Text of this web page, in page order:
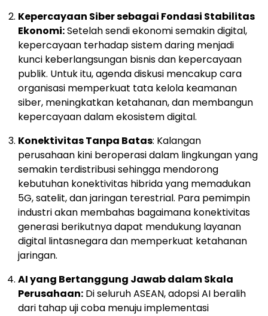
Kepercayaan Siber sebagai Fondasi Stabilitas
Ekonomi:Setelah sendi ekonomi semakin digital,
kepercayaan terhadap sistem daring menjadi
kunci keberlangsungan bisnis dan kepercayaan
publik. Untuk itu, agenda diskusi mencakup cara
organisasi memperkuat tata kelola keamanan
siber, meningkatkan ketahanan, dan membangun
kepercayaan dalam ekosistem digital.
Konektivitas Tanpa Batas: Kalangan
perusahaan kini beroperasi dalam lingkungan yang
semakin terdistribusi sehingga mendorong
kebutuhan konektivitas hibrida yang memadukan
5G, satelit, dan jaringan terestrial. Para pemimpin
industri akan membahas bagaimana konektivitas
generasi berikutnya dapat mendukung layanan
digital lintasnegara dan memperkuat ketahanan
jaringan.
AI yang Bertanggung Jawab dalam Skala
Perusahaan: Di seluruh ASEAN, adopsi AI beralih
dari tahap uji coba menuju implementasi